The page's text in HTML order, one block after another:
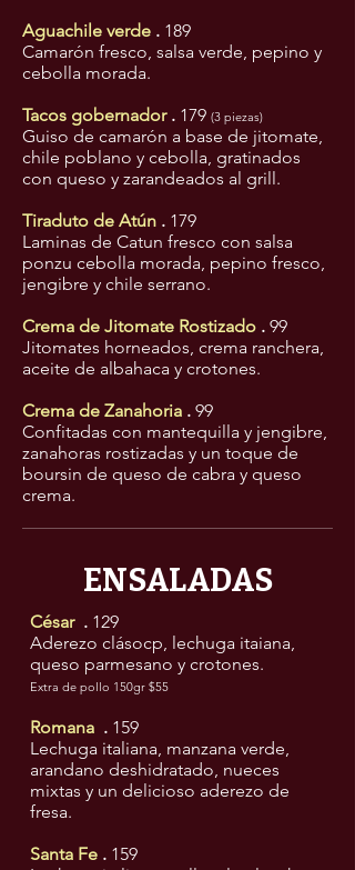
Aguachile verde . 189
Camarón fresco, salsa verde, pepino y
cebolla morada.
Tacos gobernador. 179 (3 piezas)
Guiso de camarón a base de jitomate,
chile poblano y cebolla, gratinados
con queso y zarandeados al grill.
Tiraduto de Atún . 179
Laminas de Catun fresco con salsa
ponzu cebolla morada, pepino fresco,
jengibre y chile serrano.
Crema de Jitomate Rostizado . 99
Jitomates horneados, crema ranchera,
aceite de albahaca y crotones.
Crema de Zanahoria . 99
Confitadas con mantequilla y jengibre,
zanahoras rostizadas y un toque de
boursin de queso de cabra y queso
crema.
ENSALADAS
César. 129
Aderezo clásocp, lechuga itaiana,
queso parmesano y crotones.
Extra de pollo 150gr $55
Romana . 159
Lechuga italiana, manzana verde,
arandano deshidratado, nueces
mixtas y un delicioso aderezo de
fresa.
Santa Fe . 159